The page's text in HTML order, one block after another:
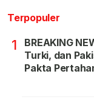
Terpopuler
1
BREAKING
Turki, dan
Pakta